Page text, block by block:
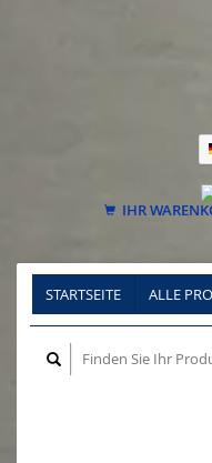
IHR
STARTSEITE ALLE